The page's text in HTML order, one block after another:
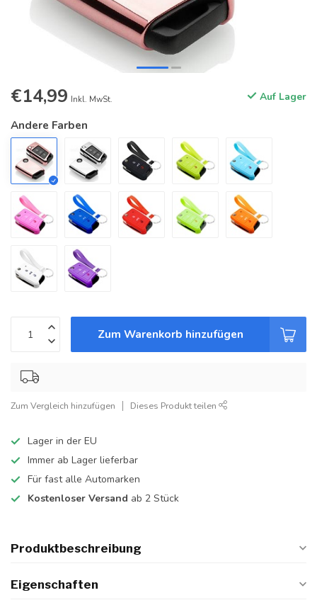
€14,99 Inkl. MwSt. Auf Lager
Andere Farben
Zum Warenkorb hinzufügen
Zum Vergleich hinzufügen Dieses Produkt teilen
Lager in der EU
Immer ab Lager lieferbar
Für fast alle Automarken
Kostenloser Versand ab 2 Stück
Produktbeschreibung
Eigenschaften